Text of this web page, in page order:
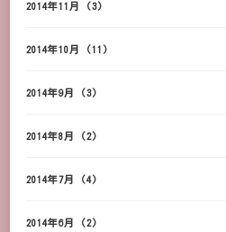
2014年11月 (3)
2014年10月 (11)
2014年9月 (3)
2014年8月 (2)
2014年7月 (4)
2014年6月 (2)